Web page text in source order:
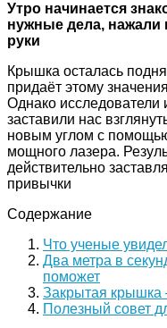
Утро начинается
нужные дела, нажали
руки
Крышка осталась
придаёт этому
Однако исследователи
заставили нас
новым углом с
мощного лазера.
действительно
привычки
Содержание
Что ученые
Два метра в
поможет
Закрытая крышка
Полезный совет